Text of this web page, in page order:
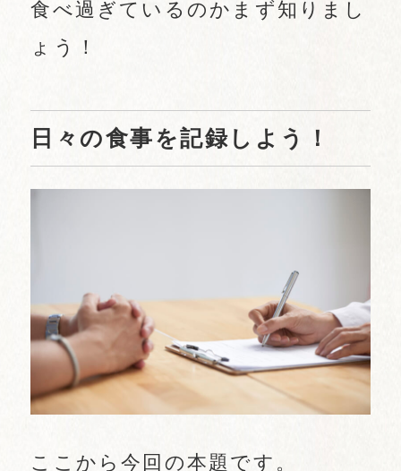
食べ過ぎているのかまず知りまし
ょう！
日々の食事を記録しよう！
ここから今回の本題です。